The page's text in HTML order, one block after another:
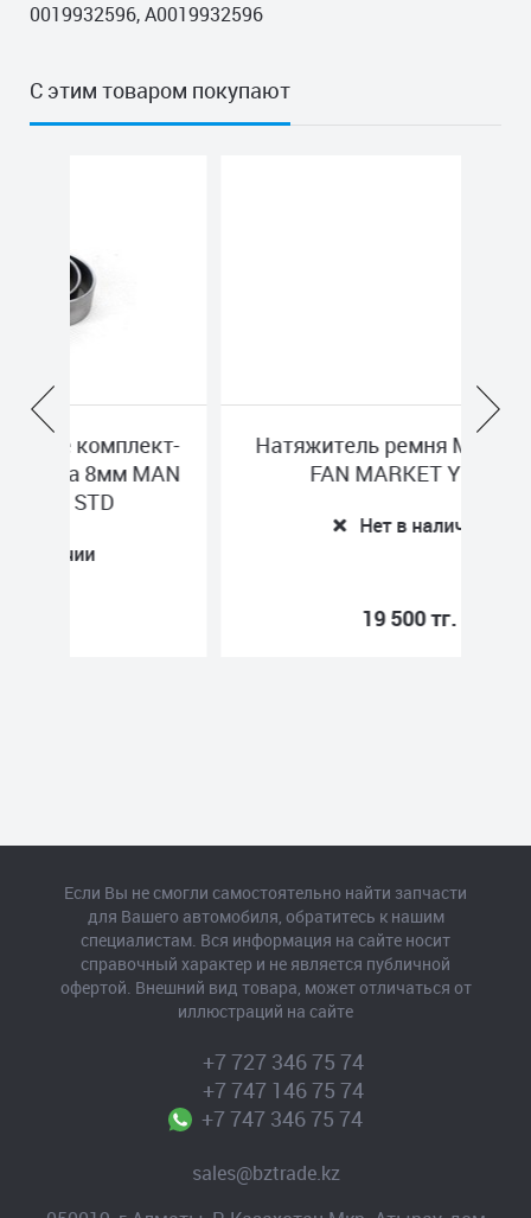
0019932596, A0019932596
С этим товаром покупают
Натяжитель ремня MERCEDES
FAN MARKET YP022
Нет в наличии
+7 727 346 75 74
+7 747 146 75 74
+7 747 346 75 74
sales@bztrade.kz
Если Вы не смогли самостоятельно найти запчасти
для Вашего автомобиля, обратитесь к нашим
специалистам. Вся информация на сайте носит
справочный характер и не является публичной
офертой. Внешний вид товара, может отличаться от
иллюстраций на сайте